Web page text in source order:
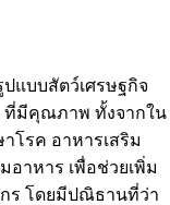
แบบสัตว์เศรษฐกิจ
ที่มีคุณภาพ ทั้งจากใน
โรค อาหารเสริม
อาหาร เพื่อช่วยเพิ่ม
กร โดยมีปณิธานที่ว่า